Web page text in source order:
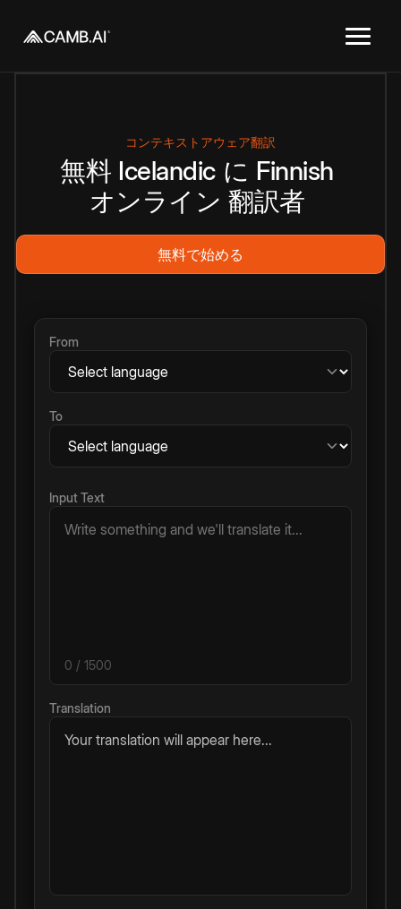
コンテキストアウェア翻訳
無料 Icelandic に Finnish
オンライン 翻訳者
無料で始める
From
To
Input Text
0 / 1500
Translation
Your translation will appear here...